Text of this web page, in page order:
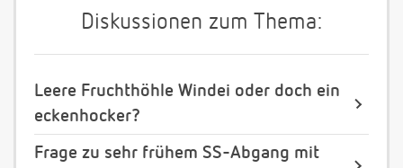
Diskussionen zum Thema:
Leere Fruchthöhle Windei oder doch ein
eckenhocker?
Frage zu sehr frühem SS-Abgang mit